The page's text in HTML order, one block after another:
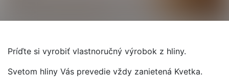
Príďte si vyrobiť vlastnoručný výrobok z hliny.
Svetom hliny Vás prevedie vždy zanietená Kvetka.